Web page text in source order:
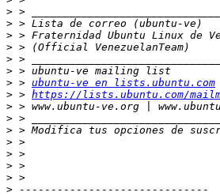
>
>
>
>
>
>
> > ubuntu-ve en lists.ubuntu.com
> > https://lists.ubuntu.com/
>
>
> > Modifica tus opciones de
>
>
>
>
>